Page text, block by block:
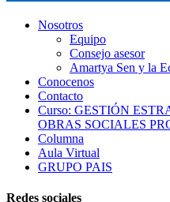
Nosotros
Equipo
Consejo asesor
Amartya Sen y la
Conocenos
Contacto
Curso: GESTIÓN
OBRAS SOCIALES
Columna
Aula Virtual
GRUPO PAIS
Redes sociales